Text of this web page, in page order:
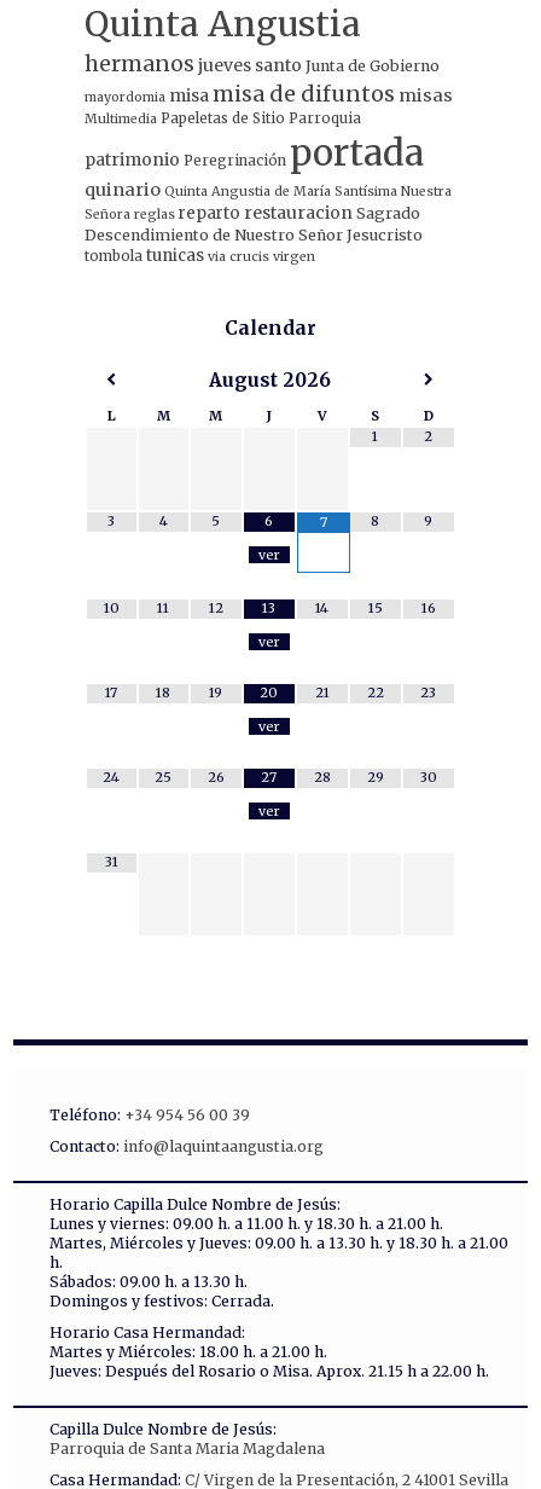
Quinta Angustia
hermanos jueves santo Junta de Gobierno
mayordomia misamisa de difuntos misas
Multimedia Papeletas de Sitio Parroquia
patrimonio Peregrinación portada
quinario Quinta Angustia de María Santísima Nuestra
Señora reglas reparto restauracion Sagrado
Descendimiento de Nuestro Señor Jesucristo
tombola tunicas via crucis virgen
Calendar
August 2026
L M M J V S
D
1
2
3 4 5
6
ver
7 8 9
10 11 12
13
ver
14 15 16
17 18 19
20
ver
21 22 23
24 25 26
27
ver
28 29 30
31
Teléfono: +34 954 56 00 39
Contacto: info@laquintaangustia.org
Horario Capilla Dulce Nombre de Jesús:
Lunes y viernes: 09.00 h. a 11.00 h. y 18.30 h. a 21.00 h.
Martes, Miércoles y Jueves: 09.00 h. a 13.30 h. y 18.30 h. a 21.00
h.
Sábados: 09.00 h. a 13.30 h.
Domingos y festivos: Cerrada.
Horario Casa Hermandad:
Martes y Miércoles: 18.00 h. a 21.00 h.
Jueves: Después del Rosario o Misa. Aprox. 21.15 h a 22.00 h.
Capilla Dulce Nombre de Jesús:
Parroquia de Santa Maria Magdalena
Casa Hermandad: C/ Virgen de la Presentación, 2 41001 Sevilla